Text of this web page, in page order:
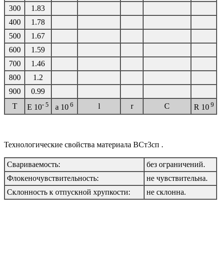
300
1.83
400
1.78
500
1.67
600
1.59
700
1.46
800
1.2
900
0.99
T
E 10- 5 a 10 6 l r C R 109
Технологические свойства материала ВСт3сп .
Свариваемость:
без ограничений.
Флокеночувствительность:
не чувствительна.
Склонность к отпускной хрупкости:
не склонна.